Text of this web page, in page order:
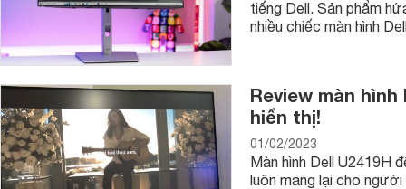
tiếng Dell. Sản phẩm
nhiều chiếc màn hình
Review màn
hiển thị!
01/02/2023
Màn hình Dell U2419H
luôn mang lại cho